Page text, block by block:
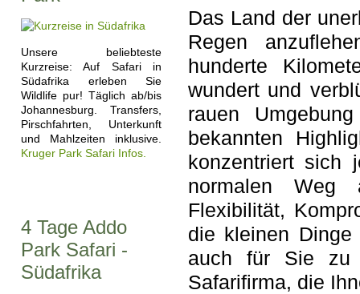
Unsere beliebteste
Kurzreise: Auf Safari in
Südafrika erleben Sie
Wildlife pur! Täglich ab/bis
Johannesburg. Transfers,
Pirschfahrten, Unterkunft
und Mahlzeiten inklusive.
Kruger Park Safari Infos.
4 Tage Addo
Park Safari -
Südafrika
Das Land der
Regen
hunderte
wundert und
rauen
bekannten
konzentriert sich
normalen Weg
Flexibilität,
die kleinen Dinge
auch für Sie zu
Safarifirma, die